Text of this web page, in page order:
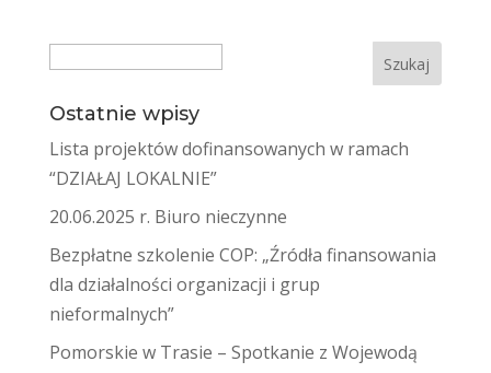
Ostatnie wpisy
Lista projektów dofinansowanych w ramach
“DZIAŁAJ LOKALNIE”
20.06.2025 r. Biuro nieczynne
Bezpłatne szkolenie COP: „Źródła finansowania
dla działalności organizacji i grup
nieformalnych”
Pomorskie w Trasie – Spotkanie z Wojewodą